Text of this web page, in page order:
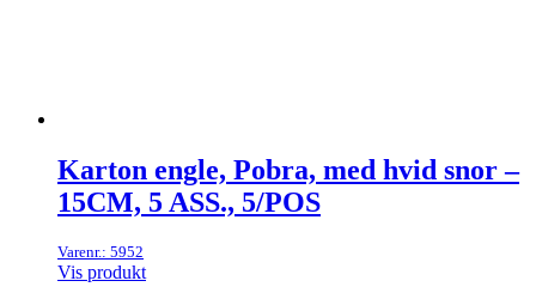
Karton engle, Pobra, med hvid snor –
15CM, 5 ASS., 5/POS
Varenr.: 5952
Vis produkt